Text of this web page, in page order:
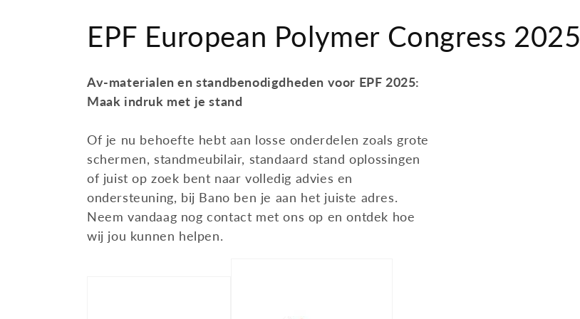
C
o
l
l
e
c
EPF European Polymer Congress 2025
Av-materialen en standbenodigdheden voor EPF 2025:
Maak indruk met je stand
Of je nu behoefte hebt aan losse onderdelen zoals grote
schermen, standmeubilair, standaard stand oplossingen
of juist op zoek bent naar volledig advies en
ondersteuning, bij Bano ben je aan het juiste adres.
Neem vandaag nog contact met ons op en ontdek hoe
wij jou kunnen helpen.